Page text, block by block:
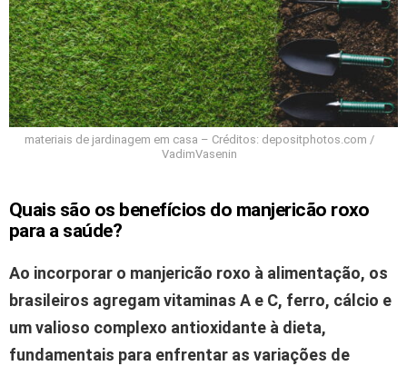
materiais de jardinagem em casa – Créditos: depositphotos.com /
VadimVasenin
Quais são os benefícios do manjericão roxo
para a saúde?
Ao incorporar o manjericão roxo à alimentação, os
brasileiros agregam vitaminas A e C, ferro, cálcio e
um valioso complexo antioxidante à dieta,
fundamentais para enfrentar as variações de